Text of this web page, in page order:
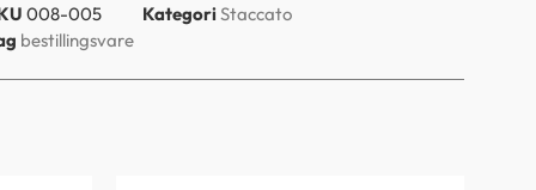
008-005 KategoriStaccato
bestillingsvare